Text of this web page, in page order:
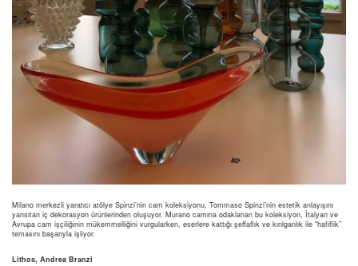
Milano merkezli yaratıcı atölye Spinzi’nin cam koleksiyonu, Tommaso Spinzi’nin estetik anlayışını
yansıtan iç dekorasyon ürünlerinden oluşuyor. Murano camına odaklanan bu koleksiyon, İtalyan ve
Avrupa cam işçiliğinin mükemmelliğini vurgularken, eserlere kattığı şeffaflık ve kırılganlık ile “hafiflik”
temasını başarıyla işliyor.
Lithos, Andrea Branzi